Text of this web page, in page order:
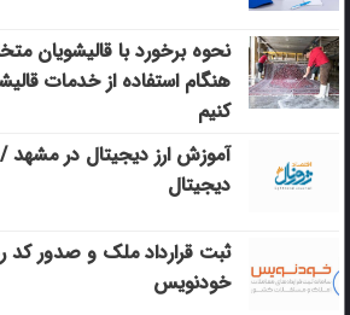
نحوه برخورد با قالیشویان
هنگام استفاده از خدمات
کنیم
آموزش ارز دیجیتال در مشهد /
دیجیتال
ثبت قرارداد ملک و صدور کد
خودنویس